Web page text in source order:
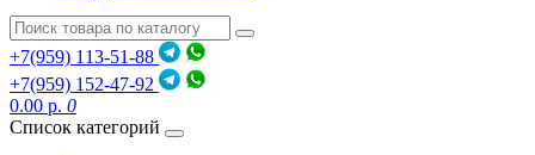
+7(959) 113-51-88
+7(959) 152-47-92
0.00 р. 0
Список категорий